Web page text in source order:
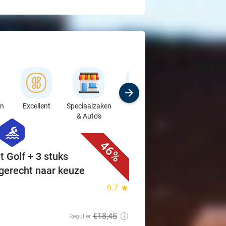
Excellent
Speciaalzaken
& Auto's
Sport
46%
sport
Golf + 3 stuks
naar keuze
9.7 star
Regulier €18,45